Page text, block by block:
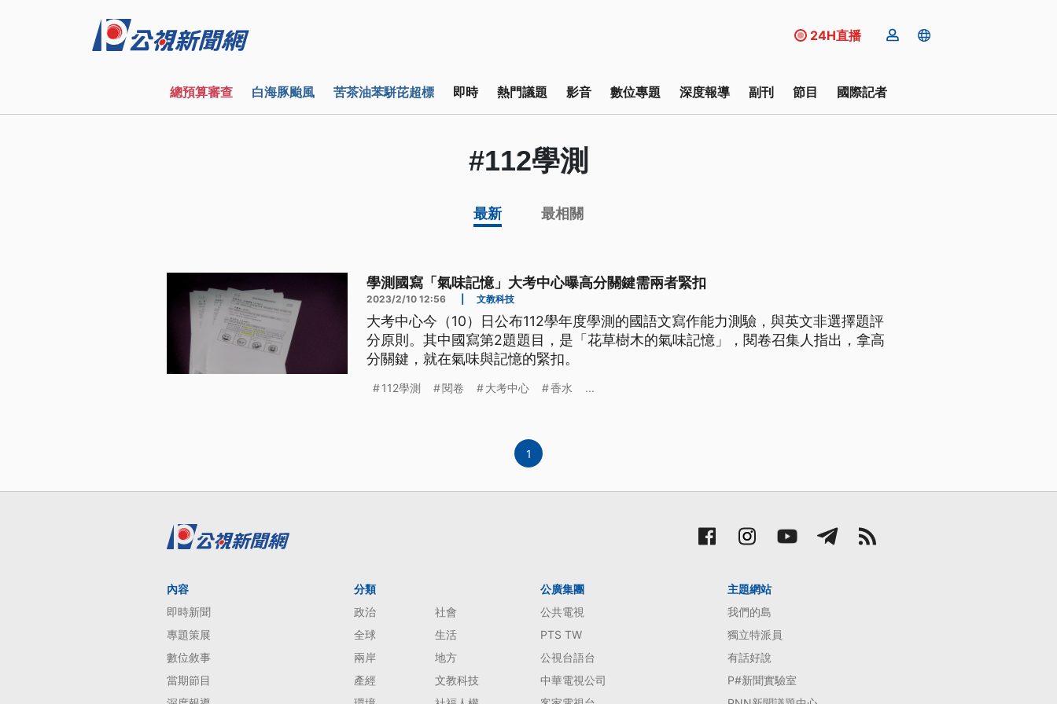
24H直播
總預算審查 白海豚颱風 苦茶油苯駢芘超標 即時 熱門議題 影音 數位專題 深度報導 副刊 節目 國際記者
#112學測
最新 最相關
學測國寫「氣味記憶」大考中心曝高分關鍵需兩者緊扣
2023/2/10 12:56 文教科技
大考中心今（10）日公布112學年度學測的國語文寫作能力測驗，與英文非選擇題評
分原則。其中國寫第2題題目，是「花草樹木的氣味記憶」，閱卷召集人指出，拿高
分關鍵，就在氣味與記憶的緊扣。
112學測 閱卷 大考中心 香水 ...
1
內容
即時新聞
專題策展
數位敘事
當期節目
分類
政治
社會
全球
生活
兩岸
地方
產經
文教科技
公廣集團
公共電視
PTS TW
公視台語台
中華電視公司
主題網站
我們的島
獨立特派員
有話好說
P#新聞實驗室